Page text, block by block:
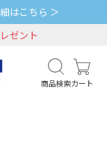
はこちら ＞
ゼント
商品検索カート